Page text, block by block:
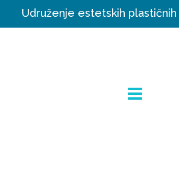
Udruženje estetskih